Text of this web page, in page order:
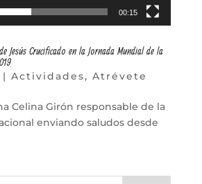
00:15
Jesús Crucificado en la Jornada Mundial de la
| Actividades, Atrévete
Celina Girón responsable de la
enviando saludos desde